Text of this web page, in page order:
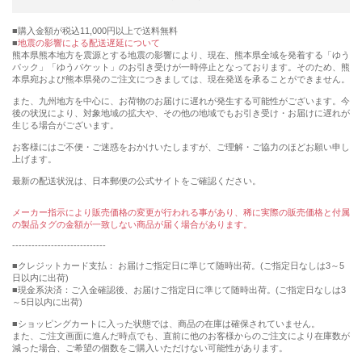
購入金額が税込11,000円以上で送料無料
地震の影響による配送遅延について
熊本県熊本地方を震源とする地震の影響により、現在、熊本県全域を発着する「ゆう
パック」「ゆうパケット」のお引き受けが一時停止となっております。そのため、熊
本県宛および熊本県発のご注文につきましては、現在発送を承ることができません。
また、九州地方を中心に、お荷物のお届けに遅れが発生する可能性がございます。今
後の状況により、対象地域の拡大や、その他の地域でもお引き受け・お届けに遅れが
生じる場合がございます。
お客様にはご不便・ご迷惑をおかけいたしますが、ご理解・ご協力のほどお願い申し
上げます。
最新の配送状況は、日本郵便の公式サイトをご確認ください。
メーカー指示により販売価格の変更が行われる事があり、稀に実際の販売価格と付属
の製品タグの金額が一致しない商品が届く場合があります。
-----------------------------
■クレジットカード支払： お届けご指定日に準じて随時出荷。(ご指定日なしは3～5
日以内に出荷)
■現金系決済：ご入金確認後、お届けご指定日に準じて随時出荷。(ご指定日なしは3
～5日以内に出荷)
■ショッピングカートに入った状態では、商品の在庫は確保されていません。
また、ご注文画面に進んだ時点でも、直前に他のお客様からのご注文により在庫数が
減った場合、ご希望の個数をご購入いただけない可能性があります。